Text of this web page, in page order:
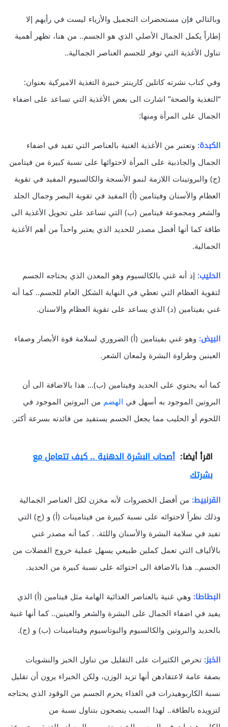
وبالتالي فإن مستحضرات التجميل والأزياء ليست في رأيهم إلا
إطاراً يكمل الجمال الأصلي الذي هو الجسم.. من هنا، تظهر أهمية
تناول الأغذية التي توفر للجسم العناصر الجمالية..
وفي كتاب نشرته كاتلين كارينتر خبيرة التغذية الاميركية بعنوان:
“التغذية والصحة” اشارت الى بعض الأغذية التي تساعد على اضفاء
الجمال على المرأة ومنها:
الكبدة: وتعتبر من الأغذية الغنية بالعناصر التي تفيد في اضفاء
الجمال والجاذبية على المرأة لاحتوائها على نسبة كبيرة من فيتامين
(ج) والبروتينات اللازمة لنمو الأنسجة والكالسيوم المفيد في تقوية
العظام والأسنان وفيتامين (أ) المفيد في تقوية البصر وجمال الجلد
والشعر ومجموعة فيتامين (ب) التي تساعد على تحويل الأغذية الى
طاقة كما أنها أفضل مصدر للحديد الذي يعتبر واحداً من أهم الأغذية
الجمالية.
الحليب: إذ أنه غني بالكالسيوم وهو المعدن الذي يحتاجه الجسم
لتقوية العظام التي تعطي في النهاية الشكل العام للجسم.. كما أنه
غني بفيتامين (د) الذي يساعد على تقوية العظام والاسنان.
البيض: وهو غني بفيتامين (أ) الضروري لسلامة قوة الأبصار وصفاء
العينين وطراوة البشرة ولمعان الشعر.
كما أنه يحتوي على الحديد وفيتامين (ب)… هذا بالاضافة الى أن
البروتين الموجود به أسهل في الهضم من البروتين الموجود في
اللحوم أو الحليب مما يجعل الجسم يستفيد من فائدته بسرعة أكثر.
اقرأ أيضا: أصحاب البشرة الدهنية .. كيف تتعامل مع
بشرتك
القرنبيط: من أفضل الخضروات لأنه مخزن لكل العناصر الجمالية
وذلك نظراً لاحتوائه على نسبة كبيرة من فيتامينات (أ) و (ج) التي
تفيد في سلامة البشرة والأسنان واللثة. . كما أنه مصدر غني
بالألياف التي تعمل كملين طبيعي يسهل عملية خروج الفضلات من
الجسم.. هذا بالاضافة الى احتوائه على نسبة كبيرة من الحديد.
البطاطا: وهي غنية بالعناصر الغذائية الهامة مثل فيتامين (أ) الذي
يفيد في اضفاء الجمال على البشرة والشعر والعينين.. كما أنها غنية
بالحديد والبروتين والكالسيوم والبوتاسيوم وفيتامينات (ب) و (ج).
الخبز: تحرص الكثيرات على التقليل من تناول الخبز والنشويات
بصفة عامة لاعتقادهن أنها تزيد الوزن، ولكن الخبراء يرون أن تقليل
نسبة الكاربوهيدرات في الغذاء يحرم الجسم من الوقود الذي يحتاجه
لتزويده بالطاقة.. لهذا السبب ينصحون بتناول نسبة من